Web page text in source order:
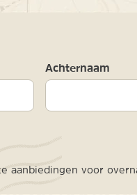
Achternaam
aanbiedingen voor